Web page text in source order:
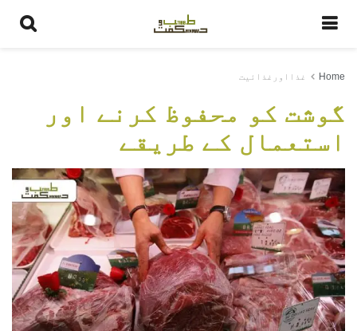
Home غذااورغذائیت
گوشت کو محفوظ کرنے اور
استعمال کے طریقے